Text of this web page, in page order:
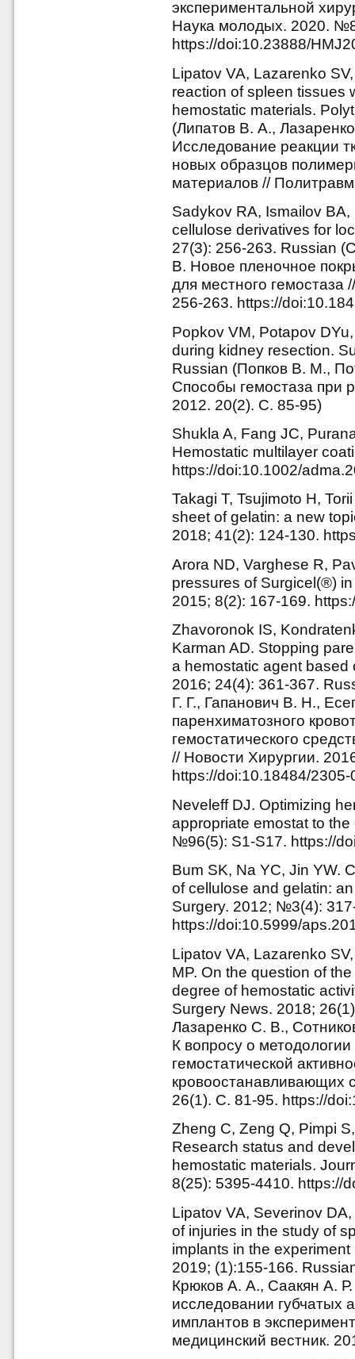
экспериментальной
Наука молодых. 2020.
https://doi:10.23888/
Lipatov VA, Lazarenko
reaction of spleen tissues
hemostatic materials.
(Липатов В. А.,
Исследование реакции
новых образцов
материалов //
Sadykov RA, Ismailov
cellulose derivatives for
27(3): 256-263. Russian
В. Новое пленочное
для местного
256-263. https://
Popkov VM, Potapov
during kidney resection.
Russian (Попков В. М.,
Способы гемостаза при
2012. 20(2). С. 85-95)
Shukla A, Fang JC,
Hemostatic multilayer
https://doi:10.1002/
Takagi T, Tsujimoto H,
sheet of gelatin: a new
2018; 41(2): 124-130.
Arora ND, Varghese R,
pressures of Surgicel(®)
2015; 8(2): 167-169.
Zhavoronok IS,
Karman AD. Stopping
a hemostatic agent based
2016; 24(4): 361-367.
Г. Г., Гапанович В. Н.,
паренхиматозного
гемостатического
// Новости Хирургии.
https://doi:10.18484/
Neveleff DJ. Optimizing
appropriate emostat to
№96(5): S1-S17. https://
Bum SK, Na YC, Jin YW.
of cellulose and gelatin:
Surgery. 2012; №3(4):
https://doi:10.5999/
Lipatov VA, Lazarenko
MP. On the question of
degree of hemostatic
Surgery News. 2018;
Лазаренко С. В.,
К вопросу о
гемостатической
кровоостанавливающих
26(1). С. 81-95. https://
Zheng C, Zeng Q, Pimpi
Research status and
hemostatic materials.
8(25): 5395-4410. https://
Lipatov VA, Severinov
of injuries in the study of
implants in the
2019; (1):155-166.
Крюков А. А., Саакян А.
исследовании губчатых
имплантов в
медицинский вестник.